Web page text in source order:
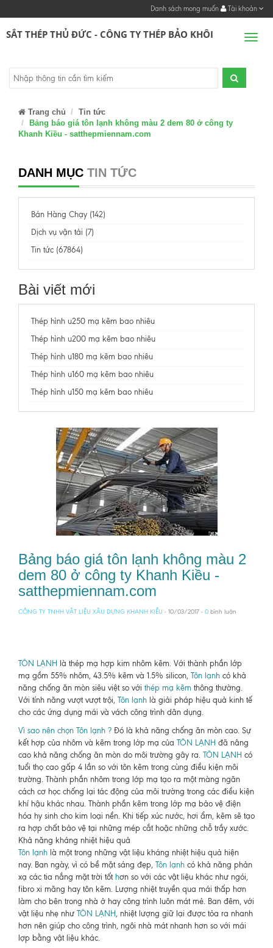
Danh sách mong muốn Tài khoản
SẮT THÉP THỦ ĐỨC - CÔNG TY THÉP BẢO KHÔI
Trang chủ
Tin tức
Bảng báo giá tôn lạnh không màu 2 dem 80 ở công ty
Khanh Kiều - satthepmiennam.com
DANH MỤC TIN TỨC
Bán Hàng Chạy (142)
Dịch vụ vận tải (7)
Tin tức (67864)
Bài viết mới
Thép hình u250 mạ kẽm bao nhiêu
Thép hình u200 mạ kẽm bao nhiêu
Thép hình u180 mạ kẽm bao nhiêu
Thép hình u160 mạ kẽm bao nhiêu
Thép hình u150 mạ kẽm bao nhiêu
Bảng báo giá tôn lạnh không màu 2
dem 80 ở công ty Khanh Kiều -
satthepmiennam.com
CÔNG TY TNHH VẬT LIỆU XÂU DỰNG KHANH KIỀU - 10/03/2017 - 0 bình luận
TÔN LẠNH là thép mạ hợp kim nhôm kẽm. Với thành phần lớp
mạ gồm 55% nhôm, 43.5% kẽm và 1.5% silicon, Tôn lạnh có khả
năng chống ăn mòn siêu việt so với thép mạ kẽm thông thường.
Với tính năng vượt vượt trội, Tôn lạnh là giải pháp hiệu quả kinh tế
cho các ứng dụng mái và vách công trình dân dụng.
Vì sao nên chọn Tôn lạnh ? Đó là khả năng chống ăn mòn cao. Sự
kết hợp của nhôm và kẽm trong lớp mạ của TÔN LẠNH đã nâng
cao khả năng chống ăn mòn do môi trường gây ra. TÔN LẠNH có
tuổi thọ cao gấp 4 lần so với tôn kẽm trong cùng điều kiện môi
trường. Thành phần nhôm trong lớp mạ tạo ra một màng ngăn
cách cơ học chống lại tác động của môi trường trong các điều kiện
khí hậu khác nhau. Thành phần kẽm trong lớp mạ bảo vệ điện
hóa hy sinh cho kim loại nền. Khi tiếp xúc nước, hơi ẩm, kẽm sẽ tạo
ra hợp chất bảo vệ tại những mép cắt hoặc những chỗ trầy xước.
Khả năng kháng nhiệt hiệu quả
Tôn lạnh là một trong những vật liệu kháng nhiệt hiệu quả hiện
nay. Ban ngày, vì có bề mặt sáng đẹp, Tôn lạnh có khả năng phản
xạ các tia nắng mặt trời tốt hơn so với các vật liệu khác như ngói,
fibro xi măng hay tôn kẽm. Lượng nhiệt truyền qua mái thấp hơn
làm cho bên trong nhà ở hay công trình luôn mát mẻ. Ban đêm, với
vật liệu nhẹ như TÔN LẠNH , nhiệt lượng giữ lại được tỏa ra nhanh
hơn nên giúp cho công trình, ngôi nhà mát nhanh hơn so với mái
lợp bằng vật liệu khác.